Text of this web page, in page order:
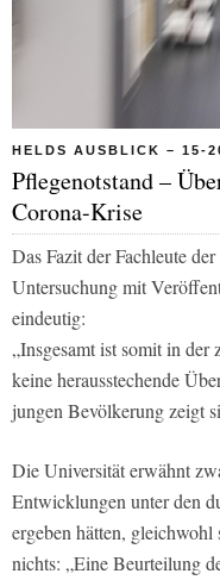
HELDS AUSBLICK – 15-
Pflegenotstand –
Corona-Krise
Das Fazit der Fachleute
Untersuchung mit
eindeutig:
„Insgesamt ist somit in der
keine herausstechende
jungen Bevölkerung zeigt
Die Universität erwähnt
Entwicklungen unter den
ergeben hätten,
nichts: „Eine Beurteilung